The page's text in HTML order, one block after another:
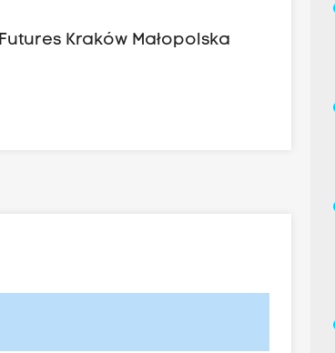
Kraków Małopolska